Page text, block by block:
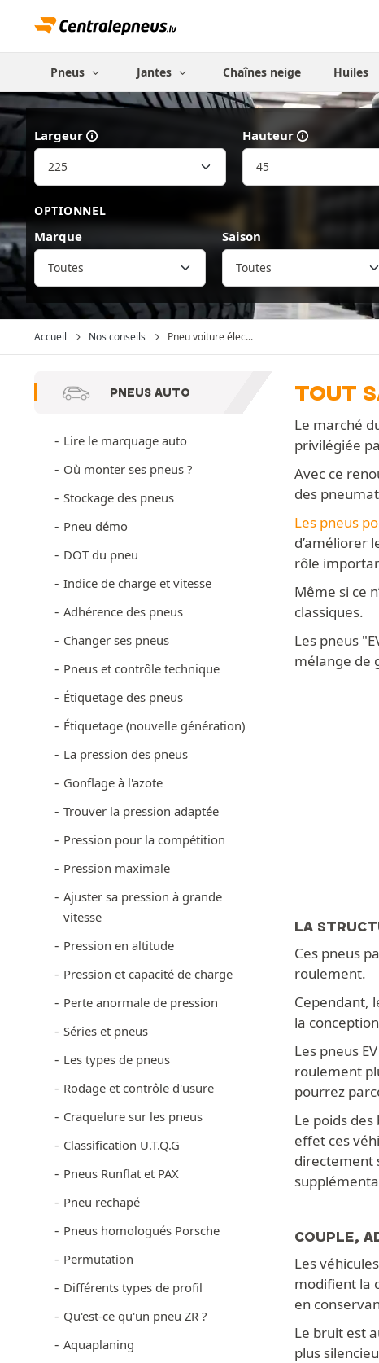
Pneus Jantes Chaînes neige Huiles
Largeur Hauteur
OPTIONNEL
Marque
Toutes
Saison
Accueil Nos conseils Pneu voiture élec...
PNEUS AUTO
Lire le marquage auto
Où monter ses pneus ?
Stockage des pneus
Pneu démo
DOT du pneu
Indice de charge et vitesse
Adhérence des pneus
Changer ses pneus
Pneus et contrôle technique
Étiquetage des pneus
Étiquetage (nouvelle génération)
La pression des pneus
Gonflage à l'azote
Trouver la pression adaptée
Pression pour la compétition
Pression maximale
Ajuster sa pression à grande
vitesse
Pression en altitude
Pression et capacité de charge
Perte anormale de pression
Séries et pneus
Les types de pneus
Rodage et contrôle d'usure
Craquelure sur les pneus
Classification U.T.Q.G
Pneus Runflat et PAX
Pneu rechapé
Pneus homologués Porsche
Permutation
Différents types de profil
Qu'est-ce qu'un pneu ZR ?
Aquaplaning
TOUT
Le marché
privilégiée
Avec ce
des
Les pneus
d’améliorer
rôle
Même si ce
classiques.
Les pneus
mélange de
LA
Ces pneus
roulement.
Cependant,
la
Les pneus
roulement
pourrez
Le poids
effet ces
directement
COUPLE,
Les
modifient la
en
Le bruit est
plus